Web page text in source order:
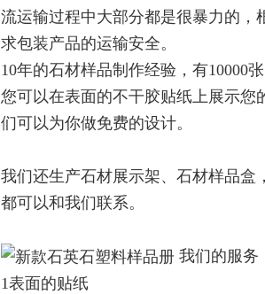
流运输过程中大部分都是很暴力的
求包装产品的运输安全。
10年的石材样品制作经验，有10000
您可以在表面的不干胶贴纸上展示您
们可以为你做免费的设计。
我们还生产石材展示架、石材样品
都可以和我们联系。
我们的服务
1表面的贴纸